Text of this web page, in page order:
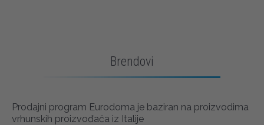
Brendovi
Prodajni program Eurodoma je baziran na proizvodima
vrhunskih proizvođača iz Italije